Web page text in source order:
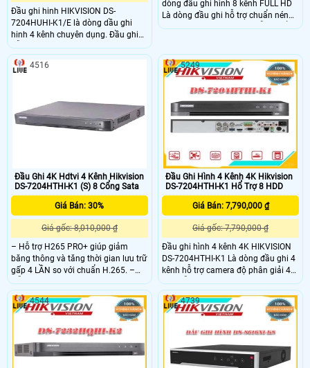
Đầu ghi hinh HIKVISION DS-
7204HUHI-K1/E là dòng dầu ghi
hinh 4 kênh chuyên dụng. Đầu ghi
hỗ trợ camera độ phân giải 5.0
Megapixel. Hỗ trợ 4 kênh camera IP
độ phân giải lên tới 8
dòng đầu ghi hình 8 kênh FULL HD
Là dòng đầu ghi hỗ trợ chuẩn nén
hình ahr H.265/H.265+. Hỗ trợ cổng
Đầu Ghi 4K Hdtvi 4 Kênh Hikvision
DS-7204HTHI-K1 (S) 8 Cổng Sata
Giá Bán: 30%
Giá gốc: 8,010,000 ₫
– Hỗ trợ H265 PRO+ giúp giảm
băng thông và tăng thời gian lưu trữ
gấp 4 LẦN so với chuẩn H.265. –
Hỗ trợ camera HDCVI, AHD, HDTVI
720p, Analog– Hỗ trợ gán 4 camera
IP, tối đa 8 camera IP– Độ phân giải
8MP@12fps/5MP@20fps/3MP@18fps,4MP/1080p/720p/WD1/4CIF/VGA/
(P)/30fps (N)​- Cổng ra HDMI – Độ
phân giải 4K + VGA
4516
Đầu Ghi Hình 4 Kênh 4K Hikvision
DS-7204HTHI-K1 Hổ Trợ 8 HDD
Giá Bán: 7,790,000 ₫
Giá gốc: 7,790,000 ₫
Đầu ghi hình 4 kênh 4K HIKVISION
DS-7204HTHI-K1 Là dòng đầu ghi 4
kênh hỗ trợ camera độ phân giải 4K
. Có hỗ trợ xuất hình HDMI 4K/VGA
1080P, 1 cổng ra CVBS. hỗ trợ 1 ổ
cứng lên tói 10TB. Sản phẩm phù
hợp cho các công trình lớn, kho
xưởng, văn phòng, siêu thị,
5249
4544 4739